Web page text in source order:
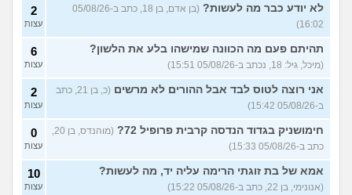
צריכה עצה
(עדן, בת 24)
האם אימוני קליסטניקס באמת
טובים יותר?
(מתלבט, בן 32)
4
עצות
בת 16, והשיער שלי ממש נושר
ואני לא יודעת מה לעשות?
(אליאנה, בת 16)
צלוליט בגיל הנעורים, מה
לעשות? (אנונימית, בת 16)
2
עצות
גבר שעיר או חלק? (מעיין, בן 14) 5
עצות
לא יודע כבר מה לעשות?
(בן אדם, בן 18, כתב ב-05/08/26
16:02)
2
עצות
תהיתם פעם מה הכוונה שמישהו בלע את הלשון?
(מיכל, גיל: 18, נכתב ב-05/08/26 15:51)
6
עצות
אני רוצה לטוס לבד אבל ההורים לא מרשים
(כ, בן 21, כתב
ב-05/08/26 15:42)
2
עצות
חימושניק בגדוד הנדסה קרבית פרופיל 72?
(מוהנדס, בן 20,
כתב ב-05/08/26 15:33)
0
עצות
אמא של בת זוגתי הרימה עליה יד, מה לעשות?
(אנונימי, בן 22, כתב ב-05/08/26 15:22)
10
עצות